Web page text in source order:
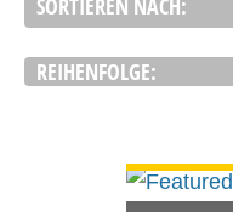
SORTIEREN NACH:
REIHENFOLGE: